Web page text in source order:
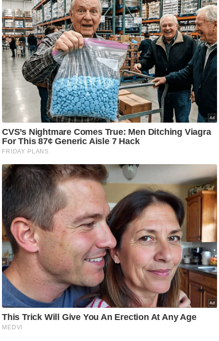
य
प
र
स
मी
क्षा
ज्यो
ति
ष
प्र
भु
हि
मा
/
ध
र्म
स्थ
ल
व्र
त
त्यो
हा